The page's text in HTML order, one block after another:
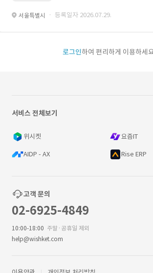
서울특별시 · 등록일자 2026.07.29.
로그인하여 편리하게 이용하세
서비스 전체보기
위시켓 요즘IT
AIDP - AX Rise ERP
고객 문의
02-6925-4849
10:00-18:00 주말·공휴일 제외
help@wishket.com